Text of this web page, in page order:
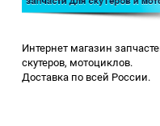
Интернет магазин
скутеров, мотоциклов.
Доставка по всей России.